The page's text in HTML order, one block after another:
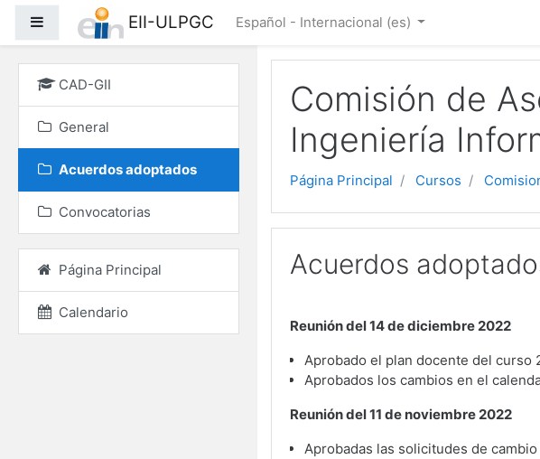
Panel lateral EII-ULPGC Español - Internacional ‎(es)‎
Comisión de
Ingeniería
Página Principal Cursos
Acuerdos
Reunión del 14 de diciembre 2022
Aprobado el plan docente del curso
Aprobados los cambios en el
Reunión del 11 de noviembre 2022
Aprobadas las solicitudes de
CAD-GII
General
Acuerdos adoptados
Convocatorias
Página Principal
Calendario